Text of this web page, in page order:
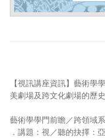
【視訊講座資訊】藝術學
美劇場及跨文化劇場的歷
藝術學學門前瞻／跨領域
．講題：視／聽的抉擇：